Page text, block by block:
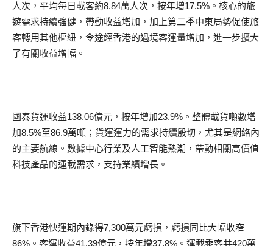
人次，平均每日載客約8.84萬人次，按年增17.5%。核心的旅
遊需求持續強健，帶動收益增加，加上第二季中東局勢促使旅
客轉用其他樞紐，令途經香港的過境客運量增加，進一步擴大
了有關收益增幅。
國泰貨運收益138.06億元，按年增加23.9%。整體載貨噸數增
加8.5%至86.9萬噸；貨運運力的需求持續殷切，尤其是網絡內
的主要航線。數據中心行業及人工智能熱潮，帶動相關高價值
科技產品的運載需求，支持業績增長。
旗下香港快運期內錄得7,300萬元虧損，虧損同比大幅收窄
86%。客運收益41.39億元，按年增37.8%。運載乘客共420萬